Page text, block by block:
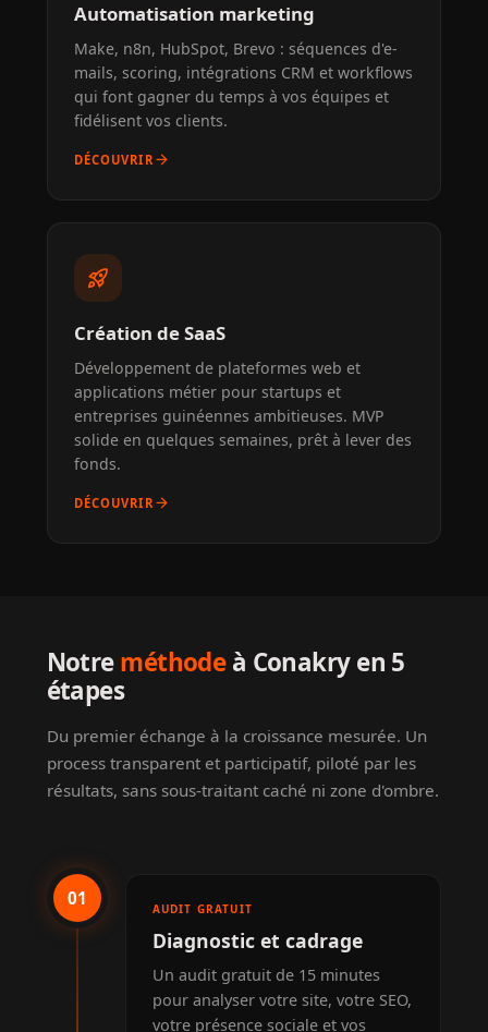
Automatisation marketing
Make, n8n, HubSpot, Brevo : séquences d'e-
mails, scoring, intégrations CRM et workflows
qui font gagner du temps à vos équipes et
fidélisent vos clients.
DÉCOUVRIRarrow_forward
rocket_launch
Création de SaaS
Développement de plateformes web et
applications métier pour startups et
entreprises guinéennes ambitieuses. MVP
solide en quelques semaines, prêt à lever des
fonds.
DÉCOUVRIRarrow_forward
Notreméthodeà Conakry en 5
étapes
Du premier échange à la croissance mesurée. Un
process transparent et participatif, piloté par les
résultats, sans sous-traitant caché ni zone d'ombre.
01 AUDIT GRATUIT
Diagnostic et cadrage
Un audit gratuit de 15 minutes
pour analyser votre site, votre SEO,
votre présence sociale et vos